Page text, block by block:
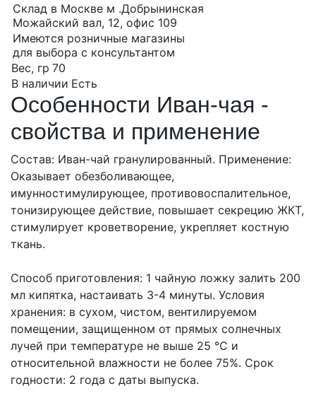
Склад в Москве м .Добрынинская
Можайский вал, 12, офис 109
Имеются розничные магазины
для выбора с консультантом
Вес, гр 70
В наличии Есть
Особенности Иван-чая -
свойства и применение
Состав: Иван-чай гранулированный. Применение:
Оказывает обезболивающее,
имунностимулирующее, противовоспалительное,
тонизирующее действие, повышает секрецию ЖКТ,
стимулирует кроветворение, укрепляет костную
ткань.
Способ приготовления: 1 чайную ложку залить 200
мл кипятка, настаивать 3-4 минуты. Условия
хранения: в сухом, чистом, вентилируемом
помещении, защищенном от прямых солнечных
лучей при температуре не выше 25 °C и
относительной влажности не более 75%. Срок
годности: 2 года с даты выпуска.